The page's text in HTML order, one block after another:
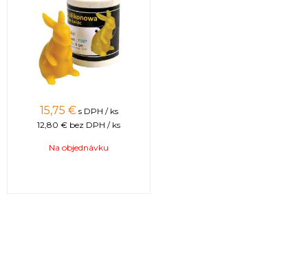
15,75 € s DPH / ks
12,80 € bez DPH / ks
Na objednávku